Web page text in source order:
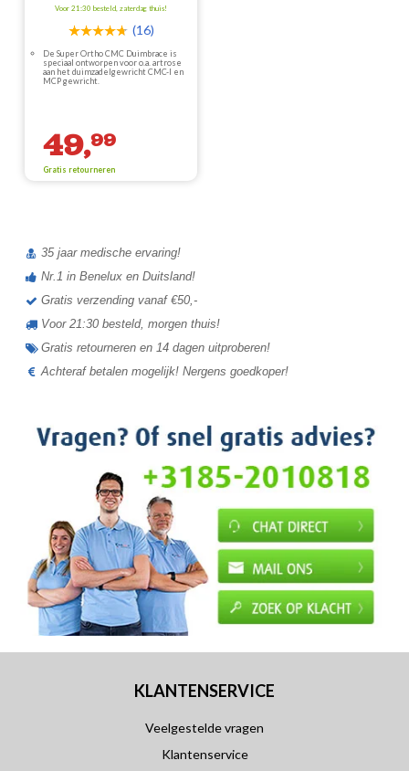
Voor 21:30 besteld, zaterdag thuis!
(16)
De Super Ortho CMC Duimbrace is
speciaal ontworpen voor o.a. artrose
aan het duimzadelgewricht CMC-I en
MCP gewricht.
49,99
Gratis retourneren
35 jaar medische ervaring!
Nr.1 in Benelux en Duitsland!
Gratis verzending vanaf €50,-
Voor 21:30 besteld, morgen thuis!
Gratis retourneren en 14 dagen uitproberen!
Achteraf betalen mogelijk! Nergens goedkoper!
KLANTENSERVICE
Veelgestelde vragen
Klantenservice